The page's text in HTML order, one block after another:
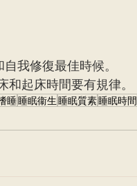
我修復最佳時候。
起床時間要有規律。
睡睡眠衞生睡眠質素睡眠時間